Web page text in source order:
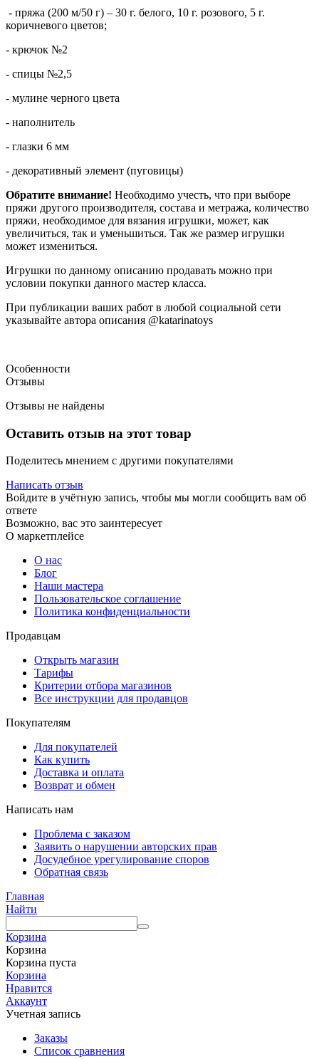
- пряжа (200 м/50 г) – 30 г. белого, 10 г. розового, 5 г.
коричневого цветов;
- крючок №2
- спицы №2,5
- мулине черного цвета
- наполнитель
- глазки 6 мм
- декоративный элемент (пуговицы)
Обратите внимание! Необходимо учесть, что при выборе
пряжи другого производителя, состава и метража, количество
пряжи, необходимое для вязания игрушки, может, как
увеличиться, так и уменьшиться. Так же размер игрушки
может измениться.
Игрушки по данному описанию продавать можно при
условии покупки данного мастер класса.
При публикации ваших работ в любой социальной сети
указывайте автора описания @katarinatoys
Особенности
Отзывы
Отзывы не найдены
Оставить отзыв на этот товар
Поделитесь мнением с другими покупателями
Написать отзыв
Войдите в учётную запись, чтобы мы могли сообщить вам об
ответе
Возможно, вас это заинтересует
О маркетплейсе
О нас
Блог
Наши мастера
Пользовательское соглашение
Политика конфиденциальности
Продавцам
Открыть магазин
Тарифы
Критерии отбора магазинов
Все инструкции для продавцов
Покупателям
Для покупателей
Как купить
Доставка и оплата
Возврат и обмен
Написать нам
Проблема с заказом
Заявить о нарушении авторских прав
Досудебное урегулирование споров
Обратная связь
Главная
Найти
Корзина
Корзина
Корзина пуста
Корзина
Нравится
Аккаунт
Учетная запись
Заказы
Список сравнения